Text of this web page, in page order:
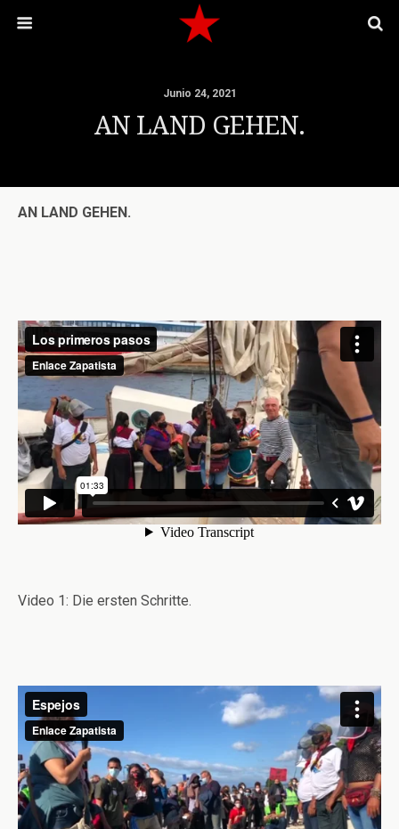
Junio 24, 2021
AN LAND GEHEN.
AN LAND GEHEN.
Video 1: Die ersten Schritte.